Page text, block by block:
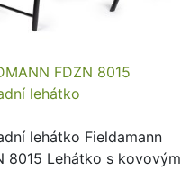
FDZN 8015
lehátko
lehátko Fieldamann
8015 Lehátko s kovovým